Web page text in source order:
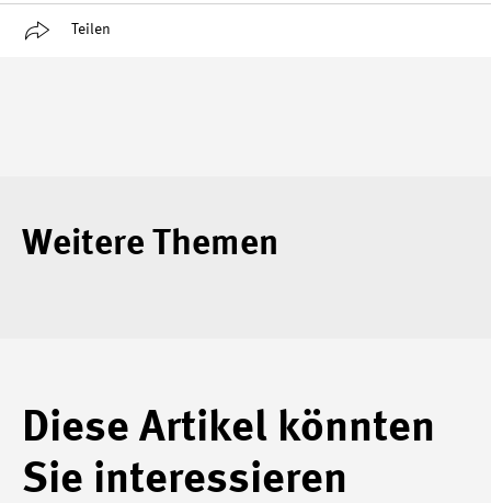
Teilen
Weitere Themen
Diese Artikel könnten
Sie interessieren